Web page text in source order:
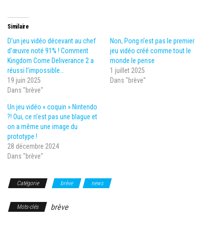
Similaire
D’un jeu vidéo décevant au chef
d’œuvre noté 91% ! Comment
Kingdom Come Deliverance 2 a
réussi l’impossible…
19 juin 2025
Dans "brève"
Non, Pong n’est pas le premier
jeu vidéo créé comme tout le
monde le pense
1 juillet 2025
Dans "brève"
Un jeu vidéo « coquin » Nintendo
?! Oui, ce n’est pas une blague et
on a même une image du
prototype !
28 décembre 2024
Dans "brève"
Catégorie brève news
Mots-clés brève